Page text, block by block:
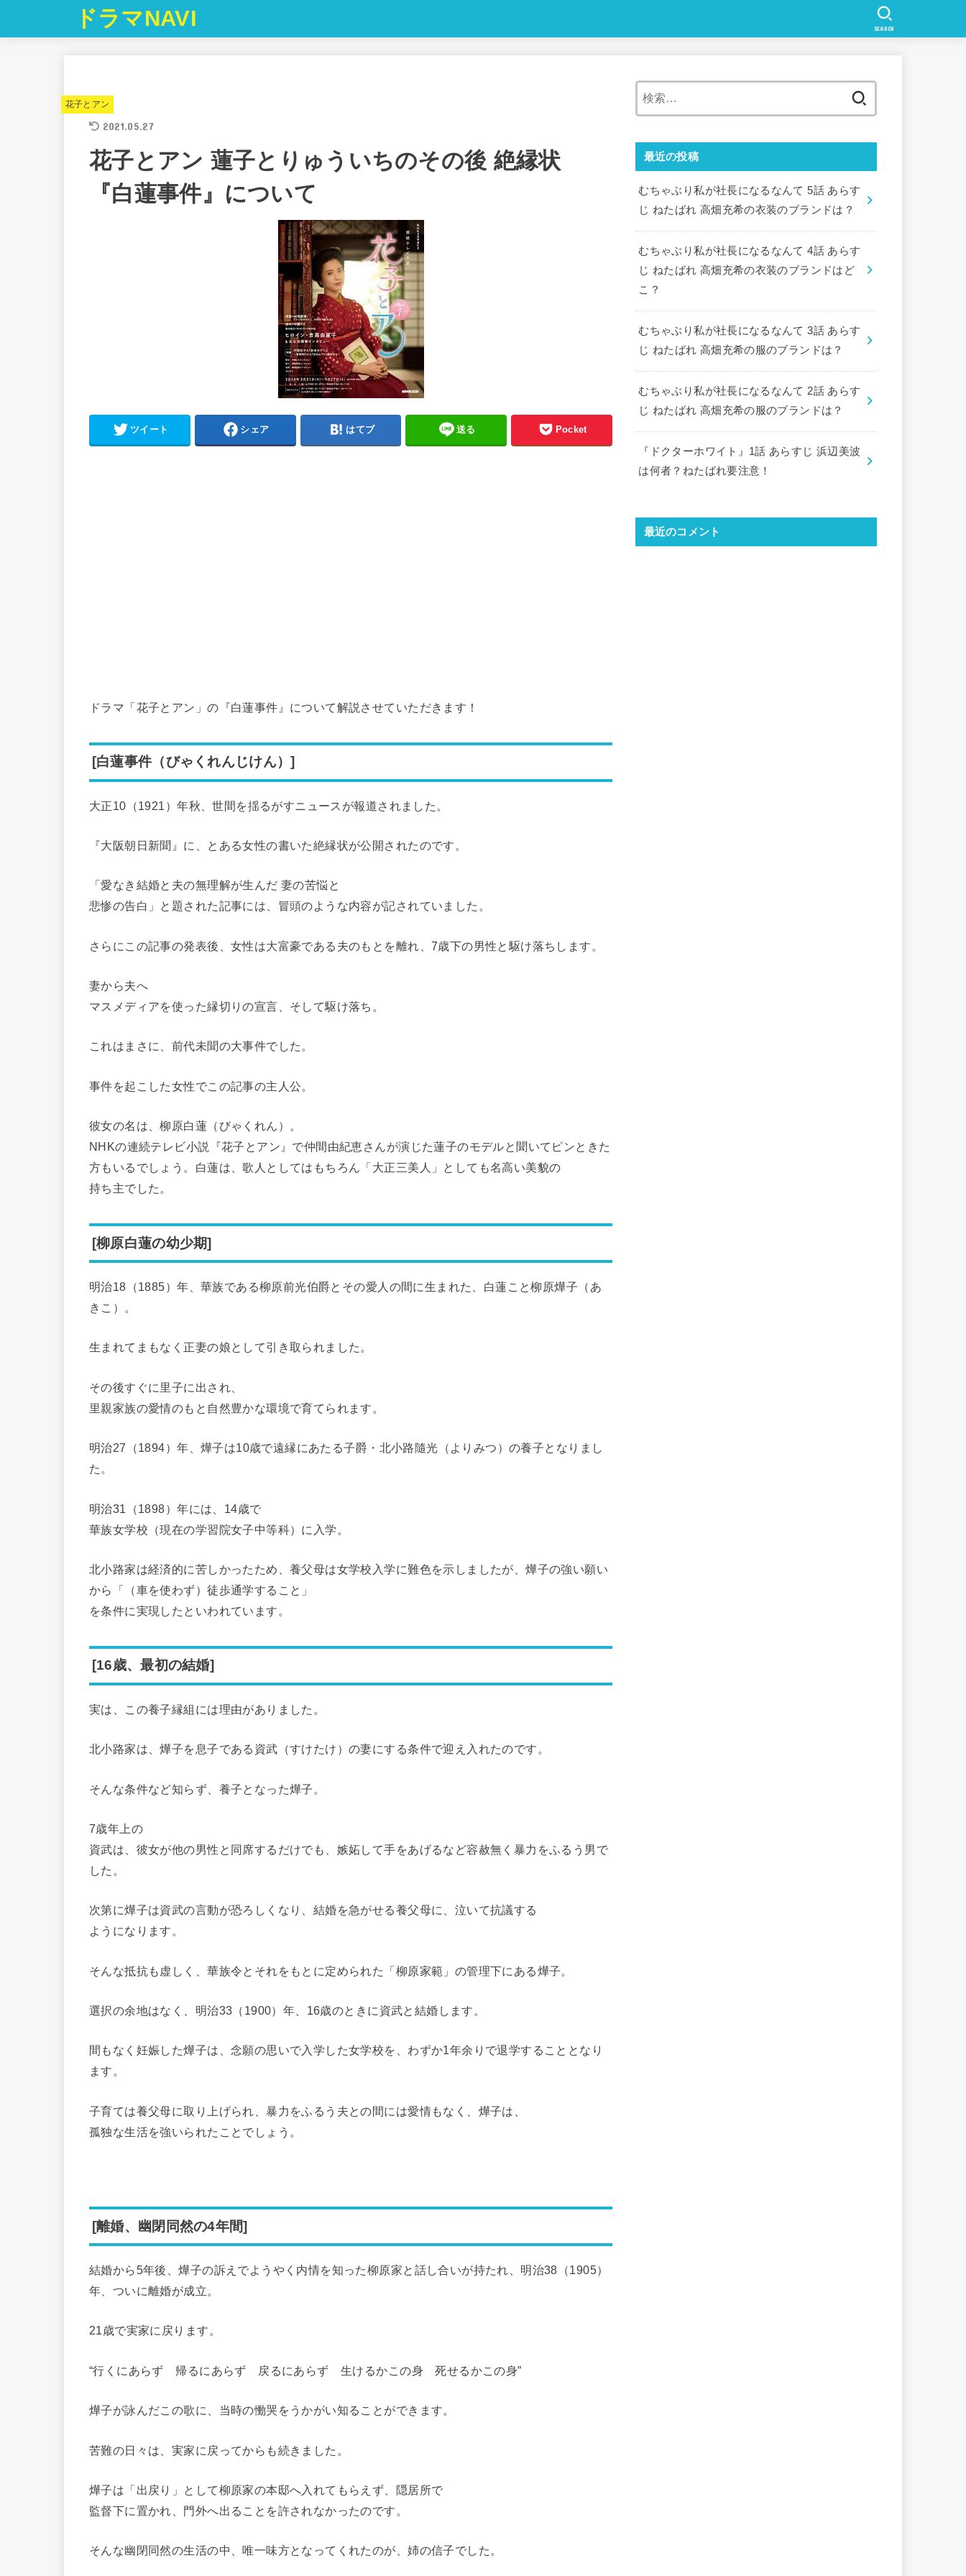
ドラマNAVI SEARCH
花子とアン
2021.05.27
花子とアン 蓮子とりゅういちのその後 絶縁状
『白蓮事件』について
ツイート シェア はてブ 送る Pocket
ドラマ「花子とアン」の『白蓮事件』について解説させていただきます！
[白蓮事件（びゃくれんじけん）]
大正10（1921）年秋、世間を揺るがすニュースが報道されました。
『大阪朝日新聞』に、とある女性の書いた絶縁状が公開されたのです。
「愛なき結婚と夫の無理解が生んだ 妻の苦悩と
悲惨の告白」と題された記事には、冒頭のような内容が記されていました。
さらにこの記事の発表後、女性は大富豪である夫のもとを離れ、7歳下の男性と駆け落ちします。
妻から夫へ
マスメディアを使った縁切りの宣言、そして駆け落ち。
これはまさに、前代未聞の大事件でした。
事件を起こした女性でこの記事の主人公。
彼女の名は、柳原白蓮（びゃくれん）。
NHKの連続テレビ小説『花子とアン』で仲間由紀恵さんが演じた蓮子のモデルと聞いてピンときた
方もいるでしょう。白蓮は、歌人としてはもちろん「大正三美人」としても名高い美貌の
持ち主でした。
[柳原白蓮の幼少期]
明治18（1885）年、華族である柳原前光伯爵とその愛人の間に生まれた、白蓮こと柳原燁子（あ
きこ）。
生まれてまもなく正妻の娘として引き取られました。
その後すぐに里子に出され、
里親家族の愛情のもと自然豊かな環境で育てられます。
明治27（1894）年、燁子は10歳で遠縁にあたる子爵・北小路隨光（よりみつ）の養子となりまし
た。
明治31（1898）年には、14歳で
華族女学校（現在の学習院女子中等科）に入学。
北小路家は経済的に苦しかったため、養父母は女学校入学に難色を示しましたが、燁子の強い願い
から「（車を使わず）徒歩通学すること」
を条件に実現したといわれています。
[16歳、最初の結婚]
実は、この養子縁組には理由がありました。
北小路家は、燁子を息子である資武（すけたけ）の妻にする条件で迎え入れたのです。
そんな条件など知らず、養子となった燁子。
7歳年上の
資武は、彼女が他の男性と同席するだけでも、嫉妬して手をあげるなど容赦無く暴力をふるう男で
した。
次第に燁子は資武の言動が恐ろしくなり、結婚を急がせる養父母に、泣いて抗議する
ようになります。
そんな抵抗も虚しく、華族令とそれをもとに定められた「柳原家範」の管理下にある燁子。
選択の余地はなく、明治33（1900）年、16歳のときに資武と結婚します。
間もなく妊娠した燁子は、念願の思いで入学した女学校を、わずか1年余りで退学することとなり
ます。
子育ては養父母に取り上げられ、暴力をふるう夫との間には愛情もなく、燁子は、
孤独な生活を強いられたことでしょう。
[離婚、幽閉同然の4年間]
結婚から5年後、燁子の訴えでようやく内情を知った柳原家と話し合いが持たれ、明治38（1905）
年、ついに離婚が成立。
21歳で実家に戻ります。
“行くにあらず 帰るにあらず 戻るにあらず 生けるかこの身 死せるかこの身”
燁子が詠んだこの歌に、当時の慟哭をうかがい知ることができます。
苦難の日々は、実家に戻ってからも続きました。
燁子は「出戻り」として柳原家の本邸へ入れてもらえず、隠居所で
監督下に置かれ、門外へ出ることを許されなかったのです。
そんな幽閉同然の生活の中、唯一味方となってくれたのが、姉の信子でした。
最近の投稿
むちゃぶり私が社長になるなんて 5話 あらす
じ ねたばれ 高畑充希の衣装のブランドは？
むちゃぶり私が社長になるなんて 4話 あらす
じ ねたばれ 高畑充希の衣装のブランドはど
こ？
むちゃぶり私が社長になるなんて 3話 あらす
じ ねたばれ 高畑充希の服のブランドは？
むちゃぶり私が社長になるなんて 2話 あらす
じ ねたばれ 高畑充希の服のブランドは？
『ドクターホワイト』1話 あらすじ 浜辺美波
は何者？ねたばれ要注意！
最近のコメント